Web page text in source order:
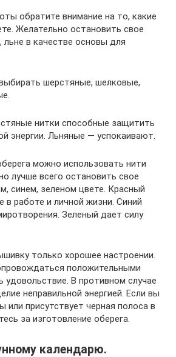
обратите внимание на то, какие
Желательно остановить свое
льне в качестве основы для
шерстяные, шелковые,
нитки способные защитить
энергии. Льняные — успокаивают.
можно использовать нити
лучше всего остановить свое
синем, зеленом цвете. Красный
в работе и личной жизни. Синий
Зеленый дает силу
только хорошее настроении.
положительными
удовольствие. В противном случае
неправильной энергией. Если вы
или присутствует черная полоса в
за изготовление оберега.
календарю.